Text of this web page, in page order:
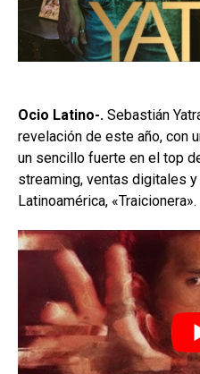
Ocio Latino-. Sebastián
revelación de este año, con
un sencillo fuerte en el top
streaming, ventas digitales
Latinoamérica, «Traicionera».